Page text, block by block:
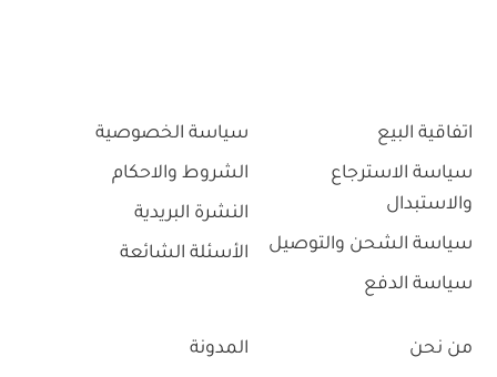
اتفاقية البيع
سياسة الاسترجاع
والاستبدال
سياسة الشحن والتوصيل
سياسة الدفع
سياسة الخصوصية
الشروط والاحكام
النشرة البريدية
الأسئلة الشائعة
من نحن
المدونة